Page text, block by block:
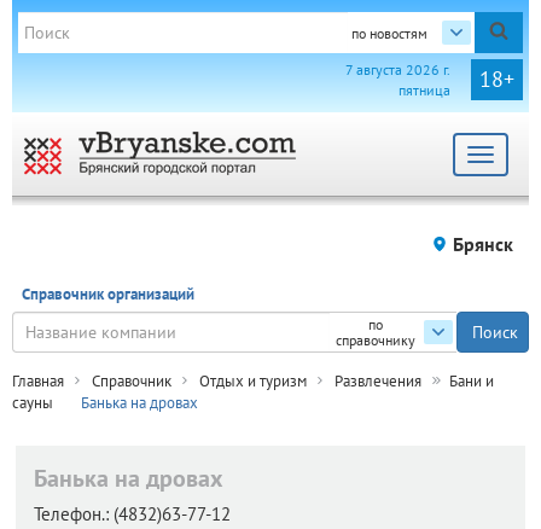
по новостям
18+
7 августа 2026 г.
пятница
Toggle
Брянск
Справочник организаций
по
справочнику
Главная Справочник Отдых и туризм Развлечения
Бани и
сауны
Банька на дровах
Банька на дровах
Телефон.: (4832)63-77-12